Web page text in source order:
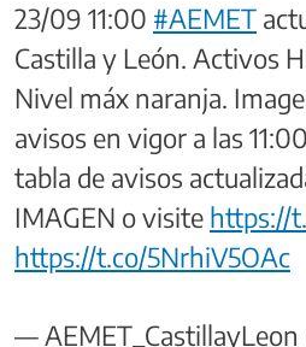
23/09 11:00 #AEMET
Castilla y León. Activos
Nivel máx naranja.
avisos en vigor a las
tabla de avisos
IMAGEN o visite https://
https://t.co/5NrhiV5OAc
— AEMET_CastillayLeon